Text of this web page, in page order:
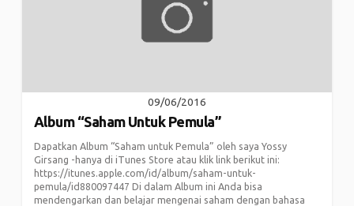
09/06/2016
Album “Saham Untuk Pemula”
Dapatkan Album “Saham untuk Pemula” oleh saya Yossy
Girsang -hanya di iTunes Store atau klik link berikut ini:
https://itunes.apple.com/id/album/saham-untuk-
pemula/id880097447 Di dalam Album ini Anda bisa
mendengarkan dan belajar mengenai saham dengan bahasa